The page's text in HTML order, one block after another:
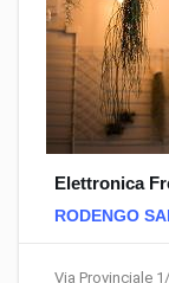
Elettronica
RODENGO
Via Provinciale